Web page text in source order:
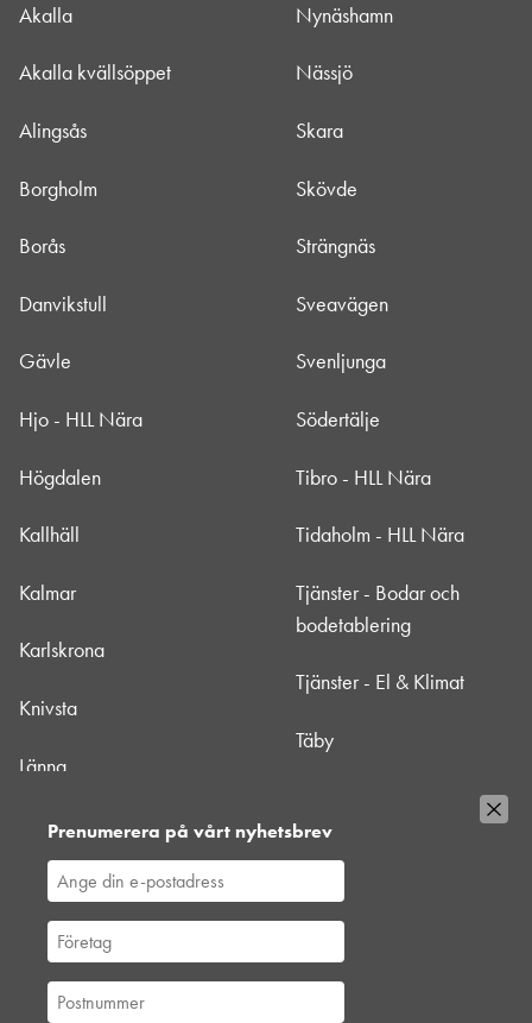
Prenumerera på vårt nyhetsbrev
Akalla
Akalla kvällsöppet
Alingsås
Borgholm
Borås
Danvikstull
Gävle
Hjo - HLL Nära
Högdalen
Kallhäll
Kalmar
Karlskrona
Knivsta
Länna
Mörbylånga - HLL Nära
Nacka
Norrtälje
Nynäshamn
Nässjö
Skara
Skövde
Strängnäs
Sveavägen
Svenljunga
Södertälje
Tibro - HLL Nära
Tidaholm - HLL Nära
Tjänster - Bodar och
bodetablering
Tjänster - El & Klimat
Täby
Värtan